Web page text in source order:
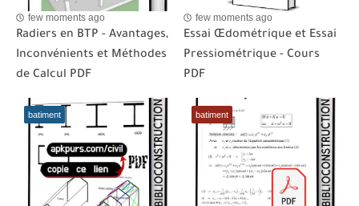
few moments ago
Radiers en BTP - Avantages,
Inconvénients et Méthodes
de Calcul PDF
few moments ago
Essai Œdométrique et Essai
Pressiométrique - Cours
PDF
batiment batiment